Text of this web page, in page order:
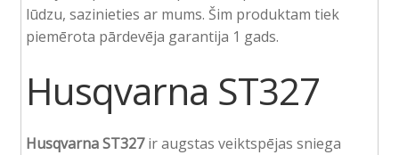
lūdzu, sazinieties ar mums. Šim produktam tiek
piemērota pārdevēja garantija 1 gads.
Husqvarna ST327
Husqvarna ST327ir augstas veiktspējas sniega